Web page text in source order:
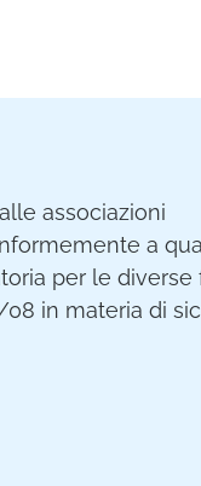
associazioni
a
per le diverse
in materia di